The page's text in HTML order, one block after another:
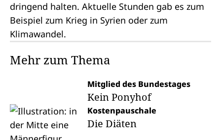
dringend halten. Aktuelle Stunden gab es zum
Beispiel zum Krieg in Syrien oder zum
Klimawandel.
Mehr zum Thema
Mitglied des Bundestages
Kein Ponyhof
Kostenpauschale
Die Diäten